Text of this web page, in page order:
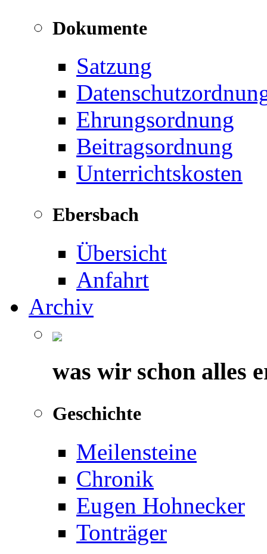
Dokumente
Satzung
Ehrungsordnung
Beitragsordnung
Unterrichtskosten
Ebersbach
Übersicht
Anfahrt
Archiv
was wir schon alles
Geschichte
Meilensteine
Chronik
Eugen Hohnecker
Tonträger